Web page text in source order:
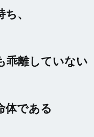
、
乖離していない
体である